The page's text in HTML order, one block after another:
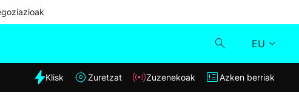
EU
Eguraldia
Klisk
Klisk Zuretzat Zuzenekoak Azken berriak